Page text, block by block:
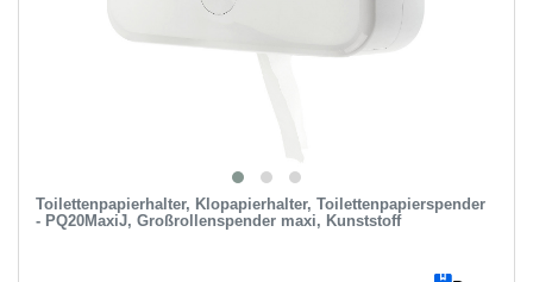
Toilettenpapierhalter, Klopapierhalter, Toilettenpapierspender
- PQ20MaxiJ, Großrollenspender maxi, Kunststoff